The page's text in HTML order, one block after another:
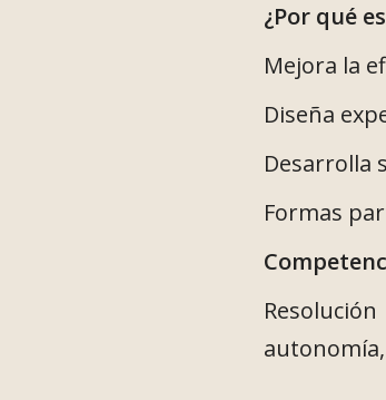
¿Por qué
Mejora la
Diseña
Desarrolla
Formas